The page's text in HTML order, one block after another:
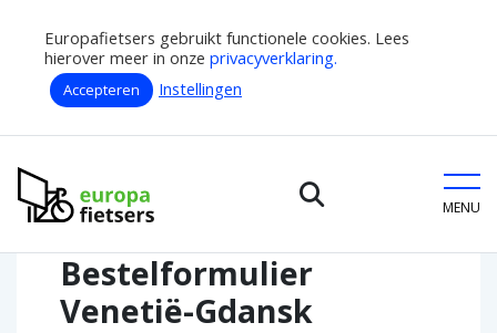
Europafietsers gebruikt functionele cookies. Lees
hierover meer in onze privacyverklaring.
Accepteren Instellingen
Europafietsers
MENU
Home
Bestelformulier
Venetië-Gdansk